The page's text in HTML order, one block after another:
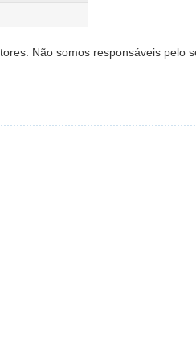
Não somos responsáveis pelo